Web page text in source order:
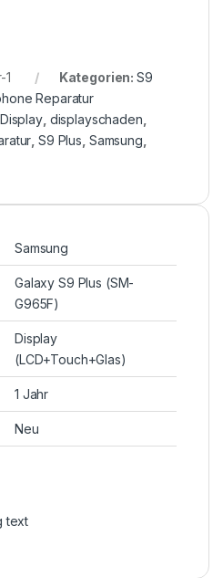
1 Kategorien: S9
Reparatur
Display, displayschaden
,S9 Plus Samsung
Samsung
Galaxy S9 Plus (SM-
G965F)
Display
(LCD+Touch+Glas)
1 Jahr
Neu
text